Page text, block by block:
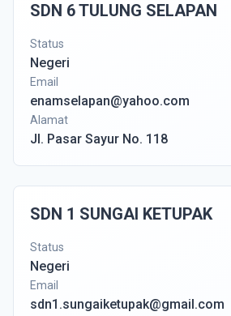
SDN 6 TULUNG SELAPAN
Status
Negeri
Email
enamselapan@yahoo.com
Alamat
Jl. Pasar Sayur No. 118
SDN 1 SUNGAI KETUPAK
Status
Negeri
Email
sdn1.sungaiketupak@gmail.com